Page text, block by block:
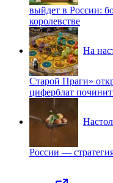
выйдет в России:
королевстве
На
Старой Праги»
циферблат
России —